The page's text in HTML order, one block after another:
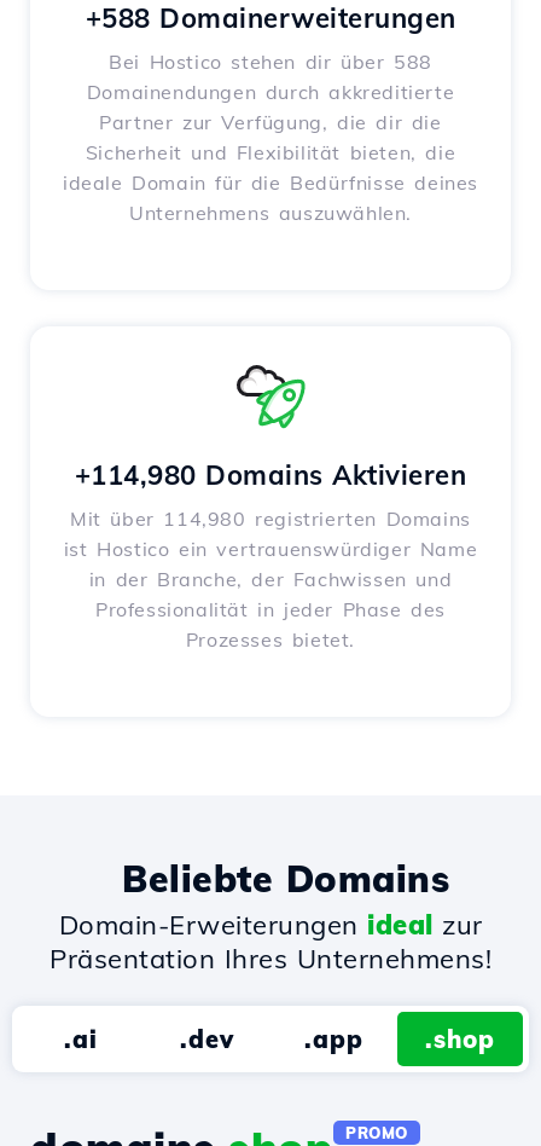
+588 Domainerweiterungen
Bei Hostico stehen dir über 588
Domainendungen durch akkreditierte
Partner zur Verfügung, die dir die
Sicherheit und Flexibilität bieten, die
ideale Domain für die Bedürfnisse deines
Unternehmens auszuwählen.
+114,980 Domains Aktivieren
Mit über 114,980 registrierten Domains
ist Hostico ein vertrauenswürdiger Name
in der Branche, der Fachwissen und
Professionalität in jeder Phase des
Prozesses bietet.
Beliebte Domains
Domain-Erweiterungen ideal zur
Präsentation Ihres Unternehmens!
.ai .dev .app .shop
PROMO